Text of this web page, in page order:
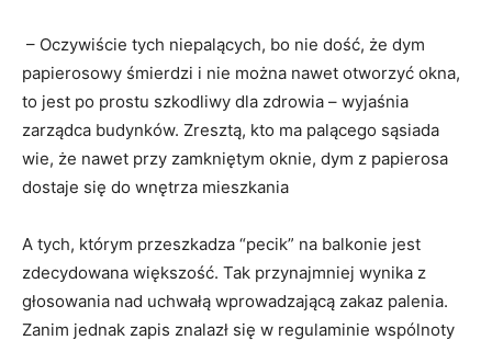
– Oczywiście tych niepalących, bo nie dość, że dym
papierosowy śmierdzi i nie można nawet otworzyć okna,
to jest po prostu szkodliwy dla zdrowia – wyjaśnia
zarządca budynków. Zresztą, kto ma palącego sąsiada
wie, że nawet przy zamkniętym oknie, dym z papierosa
dostaje się do wnętrza mieszkania
A tych, którym przeszkadza “pecik” na balkonie jest
zdecydowana większość. Tak przynajmniej wynika z
głosowania nad uchwałą wprowadzającą zakaz palenia.
Zanim jednak zapis znalazł się w regulaminie wspólnoty